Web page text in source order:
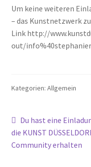
Geschenke
%Angebote%
Um keine weiteren
– das Kunstnetzwerk
Link http://
out/
Kategorien: Allgemein
Vorheriger
Beitrag:
Du hast eine
die KUNST
Community erhalten